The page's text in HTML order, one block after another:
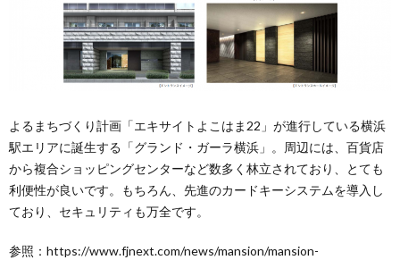
よるまちづくり計画「エキサイトよこはま22」が進行している横浜
駅エリアに誕生する「グランド・ガーラ横浜」。周辺には、百貨店
から複合ショッピングセンターなど数多く林立されており、とても
利便性が良いです。もちろん、先進のカードキーシステムを導入し
ており、セキュリティも万全です。
参照：https://www.fjnext.com/news/mansion/mansion-